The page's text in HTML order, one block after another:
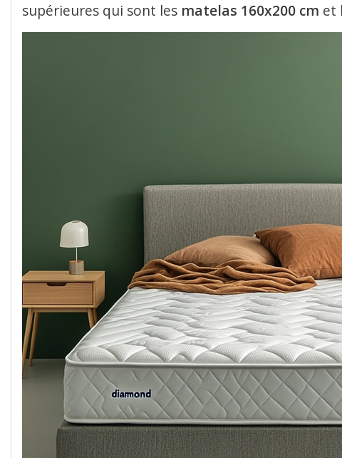
supérieures qui sont les matelas 160x200 cm et